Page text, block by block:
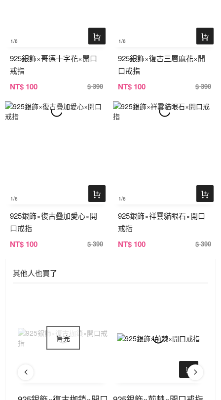
1/6
925銀飾×哥德十字花×開口
戒指
NT$ 100 $ 390
1/6
925銀飾×復古三層麻花×開
口戒指
NT$ 100 $ 390
1/6
925銀飾×復古疊加愛心×開
口戒指
NT$ 100 $ 390
1/6
925銀飾×祥雲貓眼石×開口
戒指
NT$ 100 $ 390
其他人也買了